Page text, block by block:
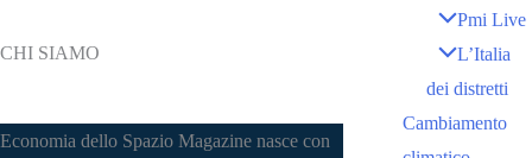
CHI SIAMO
Economia dello Spazio Magazine nasce con
Pmi Live
L’Italia
dei distretti
Cambiamento